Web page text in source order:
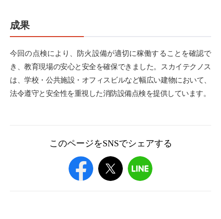
成果
今回の点検により、防火設備が適切に稼働することを確認で
き、教育現場の安心と安全を確保できました。スカイテクノス
は、学校・公共施設・オフィスビルなど幅広い建物において、
法令遵守と安全性を重視した消防設備点検を提供しています。
このページをSNSでシェアする